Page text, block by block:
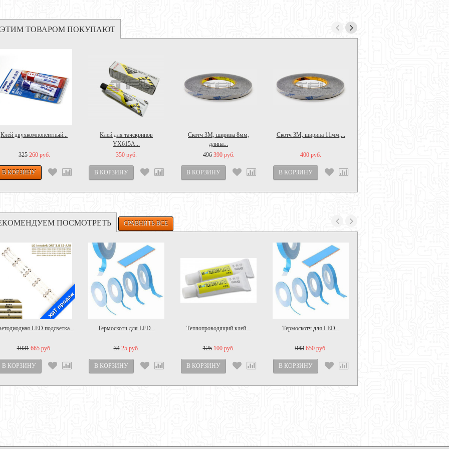
ТОВАРОМ ПОКУПАЮТ
Клей двухкомпонентный...
325 260 руб.
Клей для тачскринов
YX615A...
350 руб.
Скотч 3M, ширина 8мм,
длина...
496 390 руб.
Скотч 3M, ширина 11мм,...
400 руб.
ПОСМОТРЕТЬ
ХИТ продаж
LED подсветка...
1031 665 руб.
Термоскотч для LED...
34 25 руб.
Теплопроводящий клей...
125 100 руб.
Термоскотч для LED...
943 650 руб.